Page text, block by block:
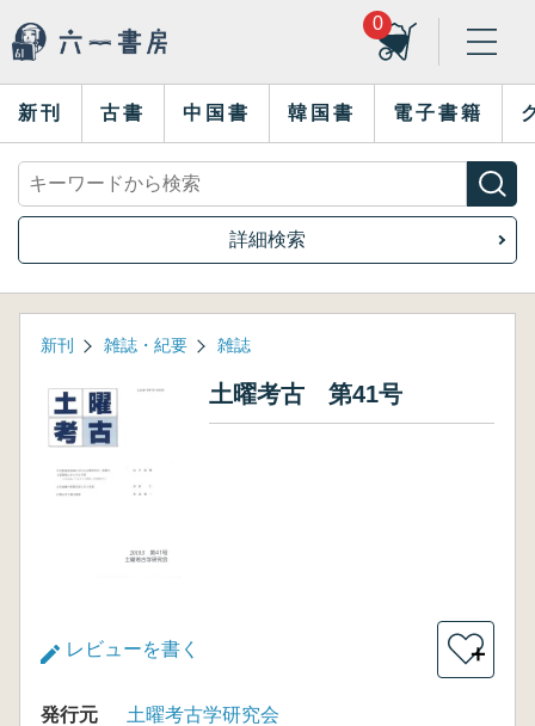
0
新刊 古書 中国書 韓国書 電子書籍
詳細検索
新刊 雑誌・紀要 雑誌
土曜考古 第41号
レビューを書く ＋
発行元
土曜考古学研究会